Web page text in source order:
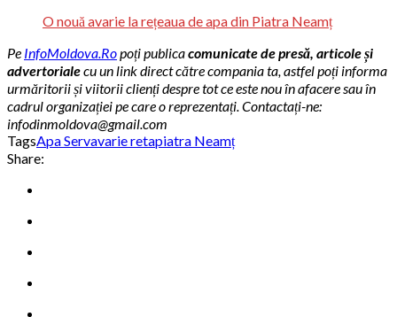
O nouă avarie la rețeaua de apa din Piatra Neamț
Pe InfoMoldova.Ropoți publicacomunicate de presă, articole și
advertorialecu un link direct către compania ta, astfel poți informa
urmăritorii și viitorii clienți despre tot ce este nou în afacere sau în
cadrul organizației pe care o reprezentați. Contactați-ne:
infodinmoldova@gmail.com
TagsApa Servavarie retapiatra Neamț
Share: